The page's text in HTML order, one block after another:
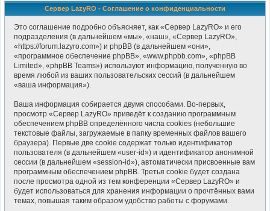
Сервер LazyRO - Соглашение о конфиденциальности
Это соглашение подробно объясняет, как «Сервер LazyRO» и его
подразделения (в дальнейшем «мы», «наш», «Сервер LazyRO»,
«https://forum.lazyro.com») и phpBB (в дальнейшем «они»,
«программное обеспечение phpBB», «www.phpbb.com», «phpBB
Limited», «phpBB Teams») используют информацию, полученную во
время любой из ваших пользовательских сессий (в дальнейшем
«ваша информация»).
Ваша информация собирается двумя способами. Во-первых,
просмотр «Сервер LazyRO» приведёт к созданию программным
обеспечением phpBB определённого числа cookies (небольшие
текстовые файлы, загружаемые в папку временных файлов вашего
браузера). Первые две cookie содержат только идентификатор
пользователя (в дальнейшем «user-id») и идентификатор анонимной
сессии (в дальнейшем «session-id»), автоматически присвоенные вам
программным обеспечением phpBB. Третья cookie будет создана
после просмотра одной из тем конференции «Сервер LazyRO» и
будет использоваться для хранения информации о прочтённых вами
темах, повышая таким образом удобство работы с форумами.